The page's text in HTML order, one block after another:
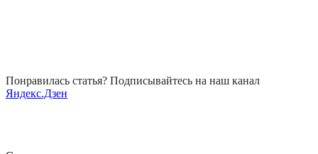
Понравилась статья? Подписывайтесь на наш канал
Яндекс.Дзен